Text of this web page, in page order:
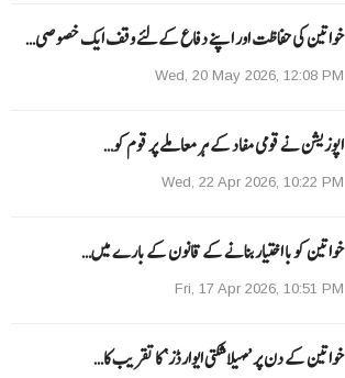
خواتین کی حفاظت اور اپنے دفاع کےلئے وقف ایک خصوصی…
Wed, 20 May 2026, 12:08 PM
اپوزیشن نے قومی مفاد کے ہر معاملے پر قوم کو…
Wed, 22 Apr 2026, 10:22 PM
خواتین کو با اختیار بنانے کے قانون کے بارے میں…
Fri, 17 Apr 2026, 10:51 PM
خواتین کے دن پر ’مہیلا شکتی ایوارڈز‘ کا تقریب کا…